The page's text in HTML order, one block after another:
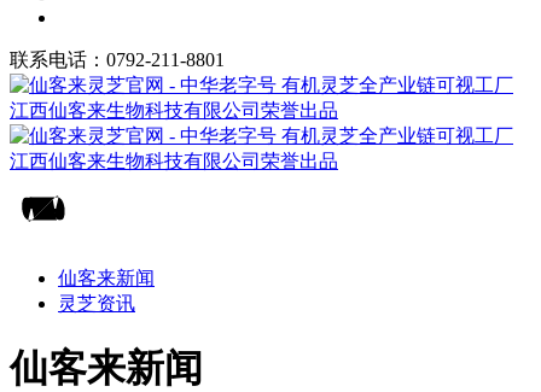
联系电话：0792-211-8801
仙客来新闻
灵芝资讯
仙客来新闻